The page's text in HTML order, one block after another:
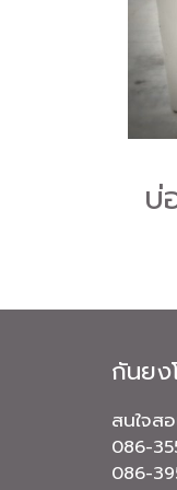
กันยง
สนใจส
086-
086-